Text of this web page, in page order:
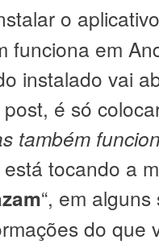
o
funciona em
instalado vai
é só
também
tocando a
“, em
do que